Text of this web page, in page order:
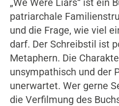
„We Were Liars“ ist ein
patriarchale
und die Frage, wie viel
darf. Der Schreibstil ist
Metaphern. Die
unsympathisch und der
unerwartet. Wer gerne
die Verfilmung des